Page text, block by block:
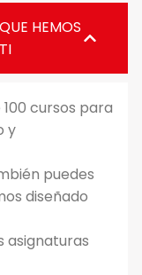
cursos para
y
puedes
diseñado
asignaturas